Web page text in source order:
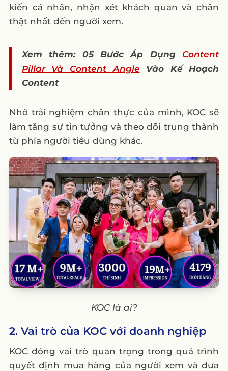
kiến cá nhân, nhận xét khách quan và chân
thật nhất đến người xem.
Xem thêm: 05 Bước Áp Dụng Content
Pillar Và Content Angle Vào Kế Hoạch
Content
Nhờ trải nghiệm chân thực của mình, KOC sẽ
làm tăng sự tin tưởng và theo dõi trung thành
từ phía người tiêu dùng khác.
KOC là ai?
2. Vai trò của KOC với doanh nghiệp
KOC đóng vai trò quan trọng trong quá trình
quyết định mua hàng của người xem và đưa